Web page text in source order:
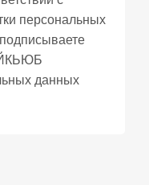
персональных
данных